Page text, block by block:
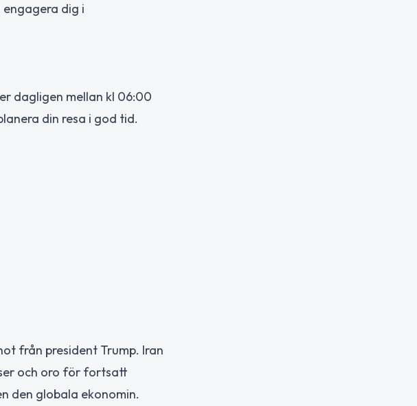
dig i
dagligen mellan kl 06:00
din resa i god tid.
från president Trump. Iran
och oro för fortsatt
den globala ekonomin.